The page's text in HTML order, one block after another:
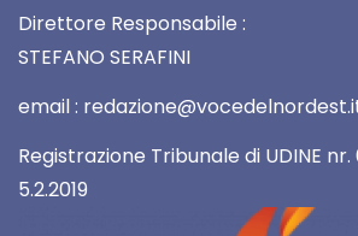
Direttore Responsabile :
STEFANO SERAFINI
email :
Registrazione Tribunale di UDINE nr.
5.2.2019